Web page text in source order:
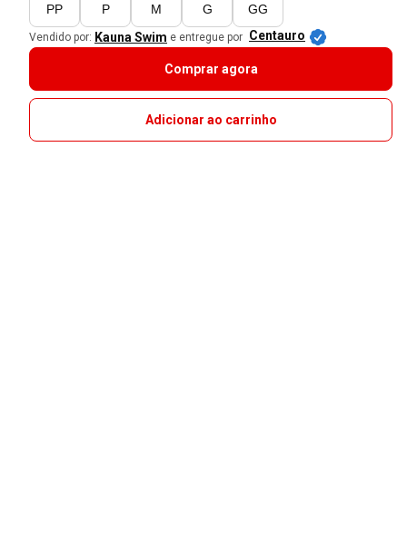
PP P M G GG
Vendido por: Kauna Swim e entregue por Centauro
Comprar agora
Adicionar ao carrinho